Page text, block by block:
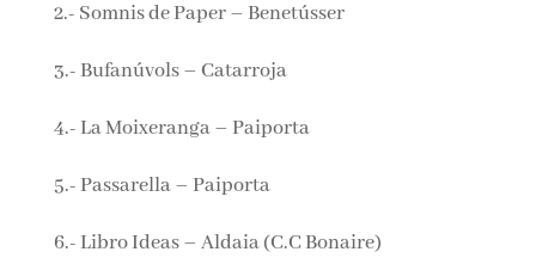
2.- Somnis de Paper – Benetússer
3.- Bufanúvols – Catarroja
4.- La Moixeranga – Paiporta
5.- Passarella – Paiporta
6.- Libro Ideas – Aldaia (C.C Bonaire)